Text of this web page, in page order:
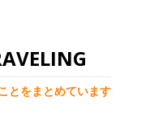
とをまとめています